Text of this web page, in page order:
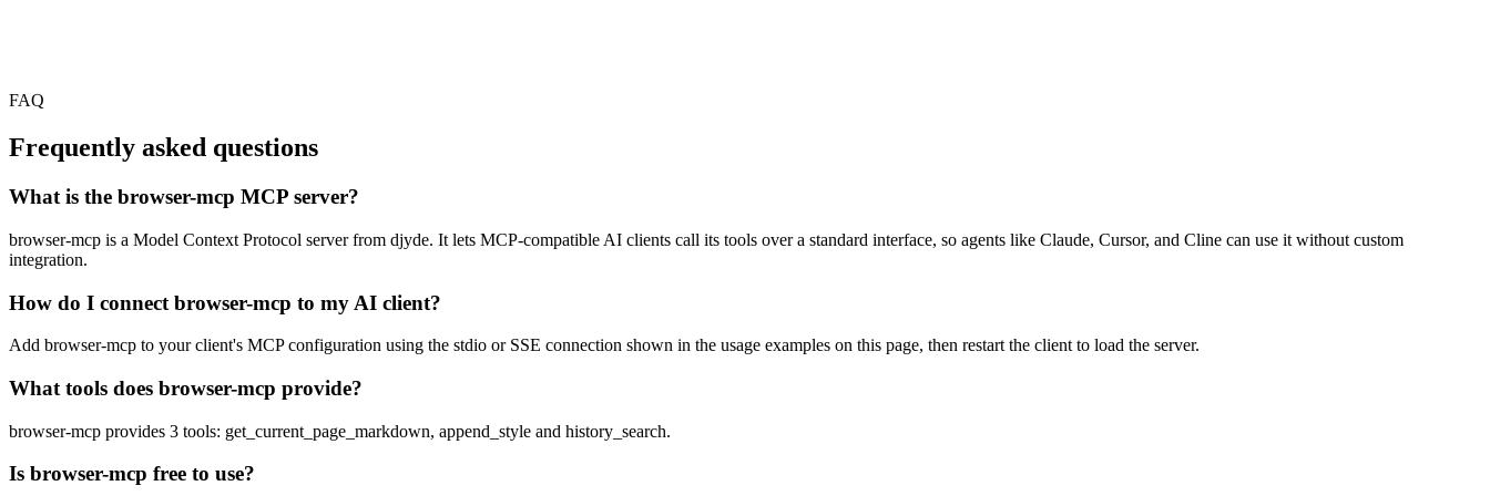
FAQ
Frequently asked questions
What is the browser-mcp MCP server?
browser-mcp is a Model Context Protocol server from djyde. It lets MCP-compatible AI clients call its tools over a standard interface, so agents like Claude, Cursor, and Cline can use it without custom
integration.
How do I connect browser-mcp to my AI client?
Add browser-mcp to your client's MCP configuration using the stdio or SSE connection shown in the usage examples on this page, then restart the client to load the server.
What tools does browser-mcp provide?
browser-mcp provides 3 tools: get_current_page_markdown, append_style and history_search.
Is browser-mcp free to use?